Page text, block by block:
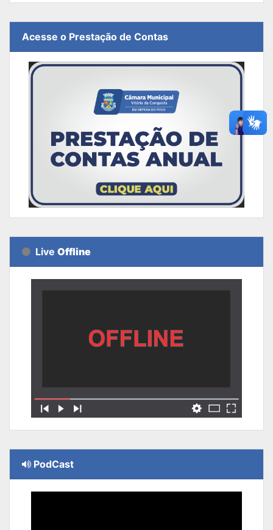
Acesse o Prestação de Contas
Live Offline
PodCast